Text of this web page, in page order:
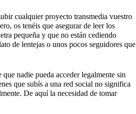
cualquier proyecto transmedia vuestro
os tenéis que asegurar de leer los
pequeña y que no están cediendo
de lentejas o unos pocos seguidores que
nadie pueda acceder legalmente sin
que subís a una red social no significa
De aquí la necesidad de tomar